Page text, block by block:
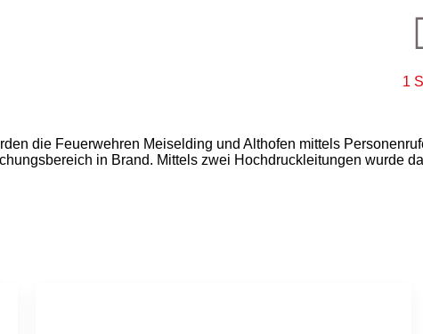
1
die Feuerwehren Meiselding und Althofen mittels
in Brand. Mittels zwei Hochdruckleitungen wurde